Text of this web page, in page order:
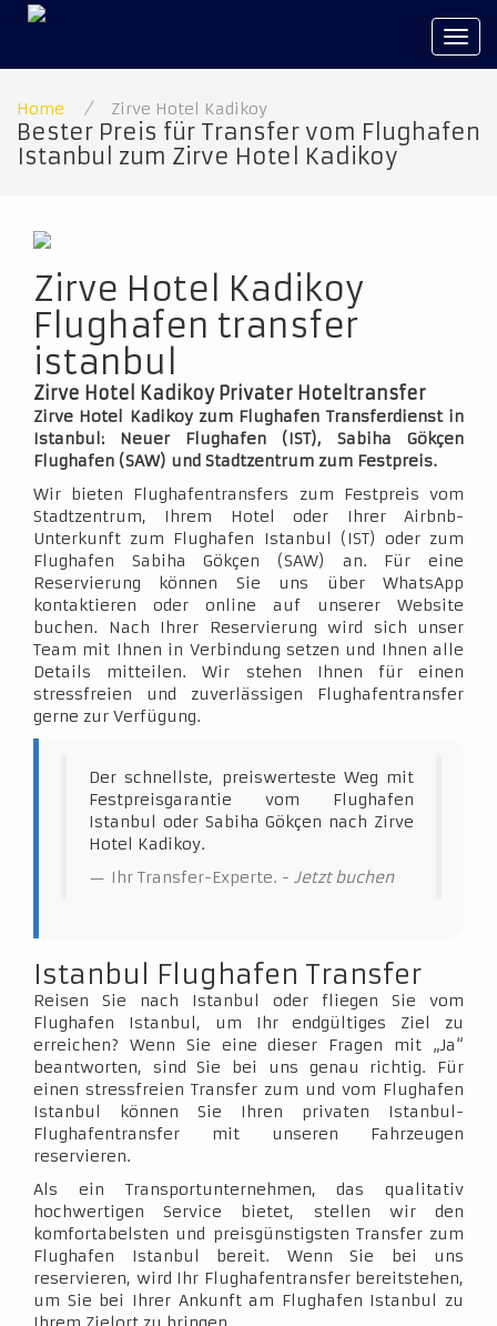
Home / Zirve Hotel Kadikoy
Bester Preis für Transfer vom Flughafen
Istanbul zum Zirve Hotel Kadikoy
Zirve Hotel Kadikoy
Flughafen transfer
istanbul
Zirve Hotel Kadikoy Privater Hoteltransfer
Zirve Hotel Kadikoy zum Flughafen Transferdienst in
Istanbul: Neuer Flughafen (IST), Sabiha Gökçen
Flughafen (SAW) und Stadtzentrum zum Festpreis.
Wir bieten Flughafentransfers zum Festpreis vom
Stadtzentrum, Ihrem Hotel oder Ihrer Airbnb-
Unterkunft zum Flughafen Istanbul (IST) oder zum
Flughafen Sabiha Gökçen (SAW) an. Für eine
Reservierung können Sie uns über WhatsApp
kontaktieren oder online auf unserer Website
buchen. Nach Ihrer Reservierung wird sich unser
Team mit Ihnen in Verbindung setzen und Ihnen alle
Details mitteilen. Wir stehen Ihnen für einen
stressfreien und zuverlässigen Flughafentransfer
gerne zur Verfügung.
Der schnellste, preiswerteste Weg mit
Festpreisgarantie vom Flughafen
Istanbul oder Sabiha Gökçen nach Zirve
Hotel Kadikoy.
Ihr Transfer-Experte. - Jetzt buchen
Istanbul Flughafen Transfer
Reisen Sie nach Istanbul oder fliegen Sie vom
Flughafen Istanbul, um Ihr endgültiges Ziel zu
erreichen? Wenn Sie eine dieser Fragen mit „Ja“
beantworten, sind Sie bei uns genau richtig. Für
einen stressfreien Transfer zum und vom Flughafen
Istanbul können Sie Ihren privaten Istanbul-
Flughafentransfer mit unseren Fahrzeugen
reservieren.
Als ein Transportunternehmen, das qualitativ
hochwertigen Service bietet, stellen wir den
komfortabelsten und preisgünstigsten Transfer zum
Flughafen Istanbul bereit. Wenn Sie bei uns
reservieren, wird Ihr Flughafentransfer bereitstehen,
um Sie bei Ihrer Ankunft am Flughafen Istanbul zu